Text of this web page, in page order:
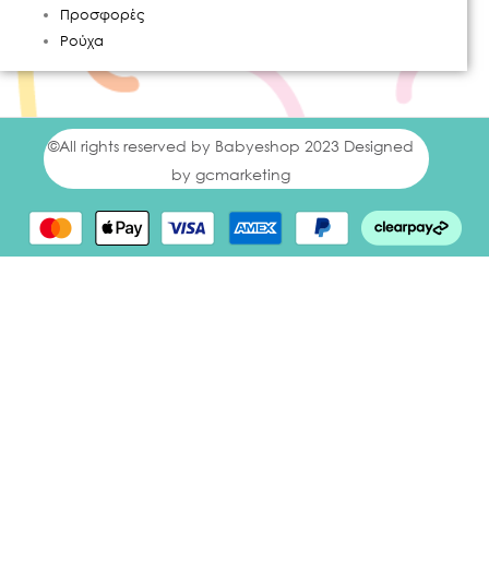
Προσφορές
Ρούχα
©All rights reserved by Babyeshop 2023 Designed
by gcmarketing